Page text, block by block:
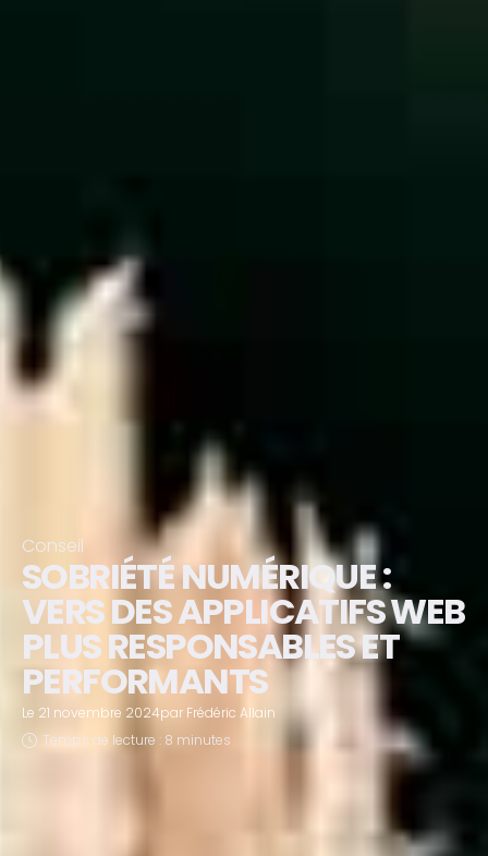
Conseil
SOBRIÉTÉ NUMÉRIQUE :
VERS DES APPLICATIFS WEB
PLUS RESPONSABLES ET
PERFORMANTS
Le 21 novembre 2024par Frédéric Allain
Temps de lecture : 8 minutes